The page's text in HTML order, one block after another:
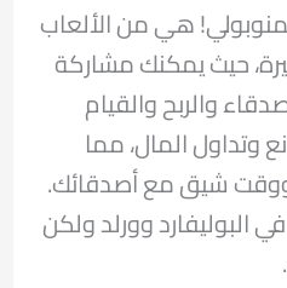
هي من الألعاب
حيث يمكنك مشاركة
والربح والقيام
وتداول المال، مما
ووقت شيق مع أصدقائك.
وورلد ولكن